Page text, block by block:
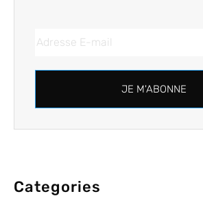
JE M'ABONNE
Categories